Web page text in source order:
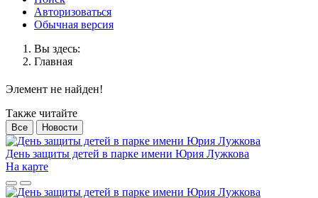
Авторизоваться
Обычная версия
Вы здесь:
Главная
Элемент не найден!
Также читайте
Все Новости
День защиты детей в парке имени Юрия Лужкова
На карте